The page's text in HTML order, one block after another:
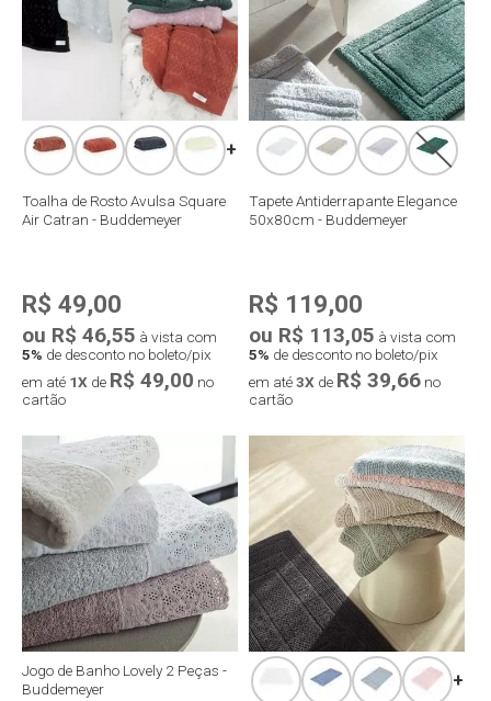
+
Toalha de Rosto Avulsa Square
Air Catran - Buddemeyer
R$ 49,00
ou R$ 46,55 à vista com
5% de desconto no boleto/pix
em até 1X de R$ 49,00 no
cartão
Compra rápida
Tapete Antiderrapante Elegance
50x80cm - Buddemeyer
R$ 119,00
ou R$ 113,05 à vista com
5% de desconto no boleto/pix
em até3X de R$ 39,66 no
cartão
Compra rápida
Jogo de Banho Lovely 2 Peças -
Buddemeyer
+